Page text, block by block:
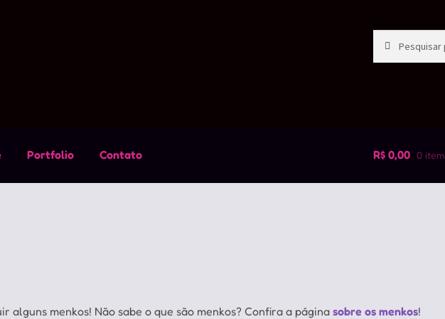
por:
Portfolio Contato R$0,00 0 item
alguns menkos! Não sabe o que são menkos? Confira a páginasobre os menkos!